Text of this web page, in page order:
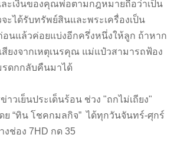
ละเงินของคุณพ่อตามกฎหมายถือว่าเป็น
ะได้รับทรัพย์สินและพระเครื่องเป็น
อนแล้วค่อยแบ่งอีกครึ่งหนึ่งให้ลูก ถ้าหาก
สียงจากเหตุเนรคุณ แม่แป๋วสามารถฟ้อง
รดกกลับคืนมาได้
วเย็นประเด็นร้อน ช่วง "ถกไม่เถียง"
ย “ทิน โชคกมลกิจ” ได้ทุกวันจันทร์-ศุกร์
งช่อง 7HD กด 35